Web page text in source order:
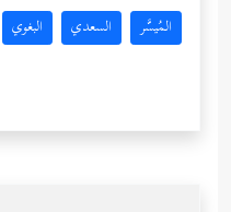
المُيسَّر السعدي البغوي